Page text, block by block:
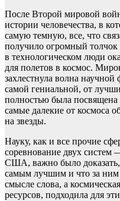
После Второй мировой
истории человечества, в
самую темную, все, что
получило огромный
в технологическом люди
для полетов в космос.
захлестнула волна
самой гениальной, от
полностью была
самые далекие от космоса
на звезды.
Науку, как и все прочие
соревнование двух
США, важно было доказать,
самым лучшим и что за ним
смысле слова, а
ресурсов, подходила для